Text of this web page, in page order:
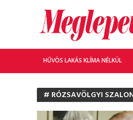
HŰVÖS LAKÁS KLÍMA NÉLKÜL
# RÓZSAVÖLGYI